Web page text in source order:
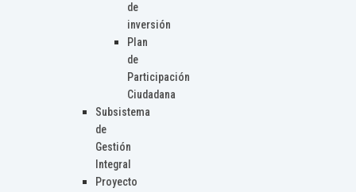
de
inversión
Plan
de
Participación
Ciudadana
Subsistema
de
Gestión
Integral
Proyecto